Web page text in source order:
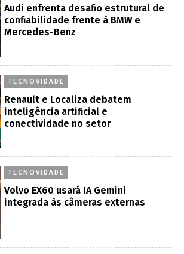
Audi enfrenta desafio estrutural de
confiabilidade frente à BMW e
Mercedes-Benz
TECNOVIDADE
Renault e Localiza debatem
inteligência artificial e
conectividade no setor
TECNOVIDADE
Volvo EX60 usará IA Gemini
integrada às câmeras externas